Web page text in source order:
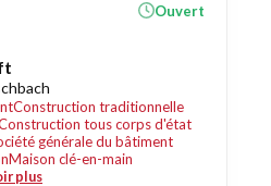
Construction traditionnelle
tous corps d'état
générale du bâtiment
Maison clé-en-main
plus
Ouvert